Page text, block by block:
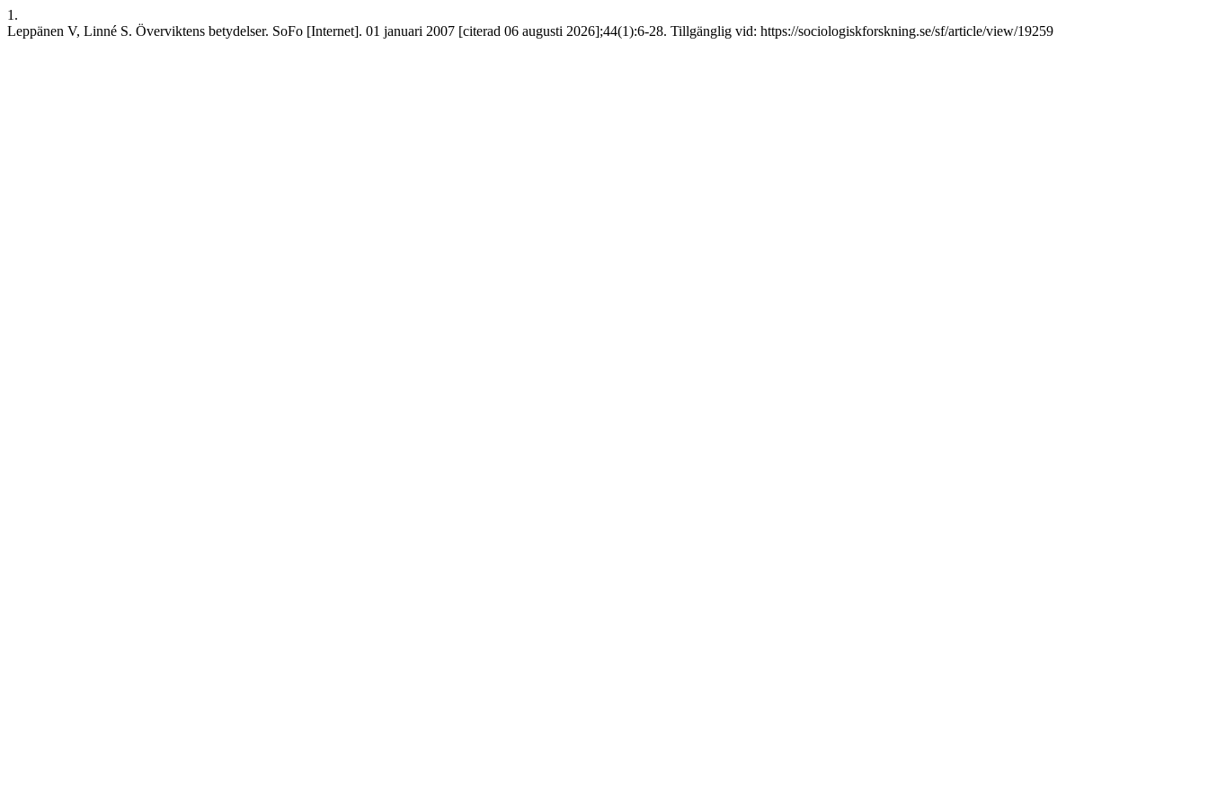
1.
Leppänen V, Linné S. Överviktens betydelser. SoFo [Internet]. 01 januari 2007 [citerad 06 augusti 2026];44(1):6-28. Tillgänglig vid: https://sociologiskforskning.se/sf/article/view/19259